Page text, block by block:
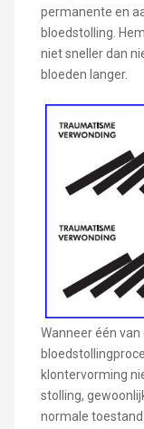
permanente en
bloedstolling.
niet sneller dan
bloeden langer.
Wanneer één
klontervorming
stolling,
normale toestand